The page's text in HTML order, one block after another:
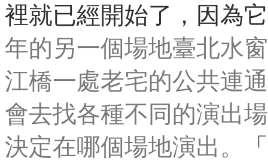
裡就已經開始了，因為
年的另一個場地臺北水
江橋一處老宅的公共連
會去找各種不同的演出
決定在哪個場地演出。